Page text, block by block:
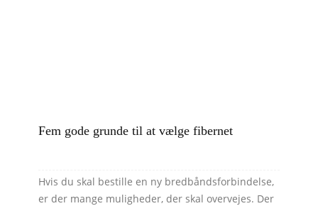
Fem gode grunde til at vælge fibernet
Hvis du skal bestille en ny bredbåndsforbindelse,
er der mange muligheder, der skal overvejes. Der